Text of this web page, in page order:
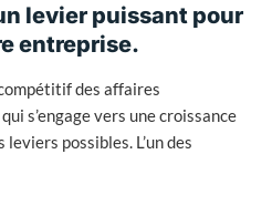
levier puissant pour
entreprise.
des affaires
s’engage vers une croissance
possibles. L’un des